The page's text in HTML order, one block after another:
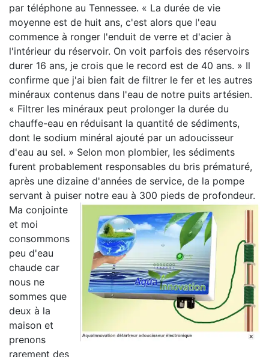
par téléphone au Tennessee. « La durée de vie
moyenne est de huit ans, c'est alors que l'eau
commence à ronger l'enduit de verre et d'acier à
l'intérieur du réservoir. On voit parfois des réservoirs
durer 16 ans, je crois que le record est de 40 ans. » Il
confirme que j'ai bien fait de filtrer le fer et les autres
minéraux contenus dans l'eau de notre puits artésien.
« Filtrer les minéraux peut prolonger la durée du
chauffe-eau en réduisant la quantité de sédiments,
dont le sodium minéral ajouté par un adoucisseur
d'eau au sel. » Selon mon plombier, les sédiments
furent probablement responsables du bris prématuré,
après une dizaine d'années de service, de la pompe
servant à puiser notre eau à 300 pieds de profondeur.
Ma conjointe
et moi
consommons
peu d'eau
chaude car
nous ne
sommes que
deux à la
maison et
prenons
rarement des